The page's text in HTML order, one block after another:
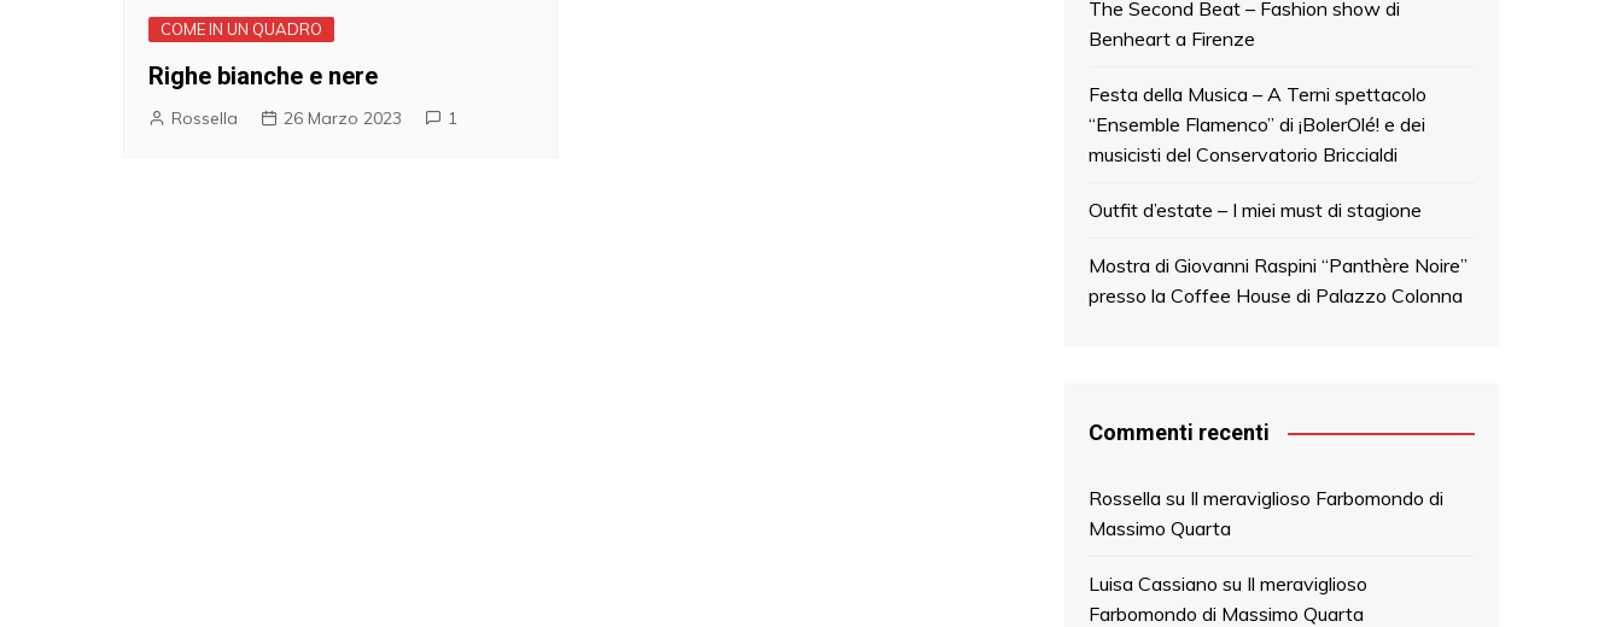
COME IN UN QUADRO
Righe bianche e nere
Rossella 26 Marzo 2023 1
The Second Beat – Fashion show di
Benheart a Firenze
Festa della Musica – A Terni spettacolo
“Ensemble Flamenco” di ¡BolerOlé! e dei
musicisti del Conservatorio Briccialdi
Outfit d’estate – I miei must di stagione
Mostra di Giovanni Raspini “Panthère Noire”
presso la Coffee House di Palazzo Colonna
Commenti recenti
Rossella su Il meraviglioso Farbomondo di
Massimo Quarta
Luisa Cassiano su Il meraviglioso
Farbomondo di Massimo Quarta